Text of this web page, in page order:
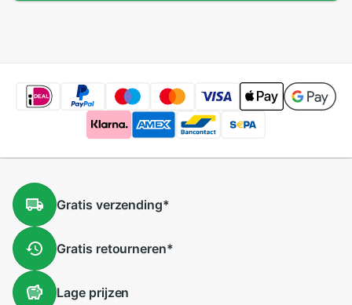
Gratis verzending*
Gratis retourneren*
Lageprijzen